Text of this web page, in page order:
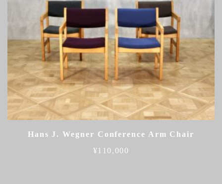
Hans J. Wegner Conference Arm Chair
¥110,000